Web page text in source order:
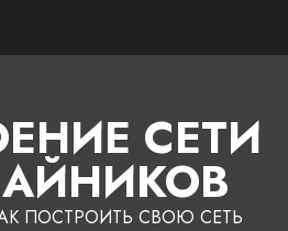
СЕТИ
ПОСТРОИТЬ СВОЮ СЕТЬ